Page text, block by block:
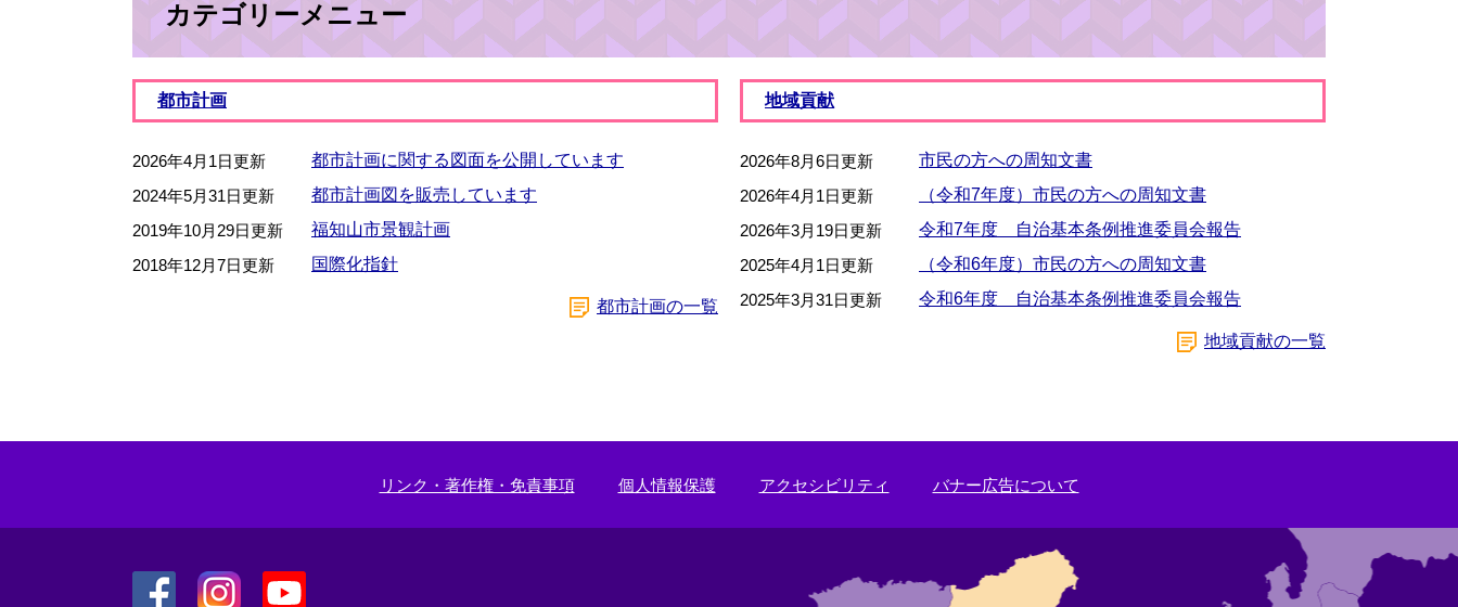
カテゴリーメニュー
都市計画
2026年4月1日更新
都市計画に関する図面を公開しています
2024年5月31日更新
都市計画図を販売しています
2019年10月29日更新
福知山市景観計画
2018年12月7日更新
国際化指針
都市計画の一覧
地域貢献
2026年8月6日更新
市民の方への周知文書
2026年4月1日更新
（令和7年度）市民の方への周知文書
2026年3月19日更新
令和7年度 自治基本条例推進委員会報告
2025年4月1日更新
（令和6年度）市民の方への周知文書
2025年3月31日更新
令和6年度 自治基本条例推進委員会報告
地域貢献の一覧
リンク・著作権・免責事項 個人情報保護 アクセシビリティ バナー広告について